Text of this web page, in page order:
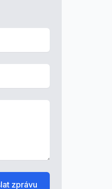
zprávu